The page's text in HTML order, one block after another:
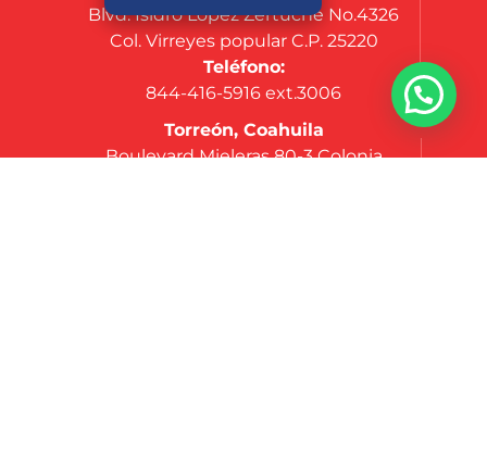
Blvd. Isidro Lopez Zertuche No.4326
Col. Virreyes popular C.P. 25220
Teléfono:
844-416-5916 ext.3006
Torreón, Coahuila
Boulevard Mieleras 80-3 Colonia